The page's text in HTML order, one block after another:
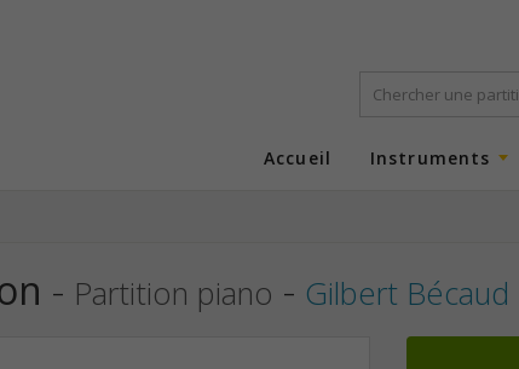
Accueil Instruments
- Partition piano - Gilbert Bécaud